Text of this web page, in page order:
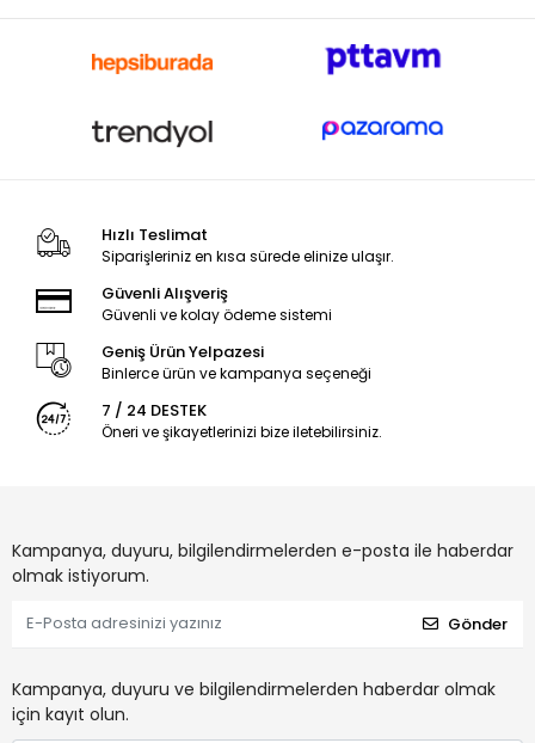
Hızlı Teslimat
Siparişleriniz en kısa sürede elinize ulaşır.
Güvenli Alışveriş
Güvenli ve kolay ödeme sistemi
Geniş Ürün Yelpazesi
Binlerce ürün ve kampanya seçeneği
7 / 24 DESTEK
Öneri ve şikayetlerinizi bize iletebilirsiniz.
Kampanya, duyuru, bilgilendirmelerden e-posta ile haberdar
olmak istiyorum.
Gönder
Kampanya, duyuru ve bilgilendirmelerden haberdar olmak
için kayıt olun.